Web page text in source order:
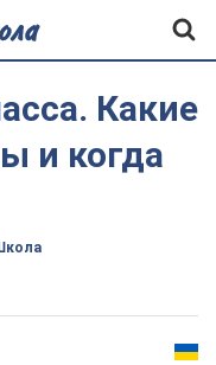
Какие
и когда